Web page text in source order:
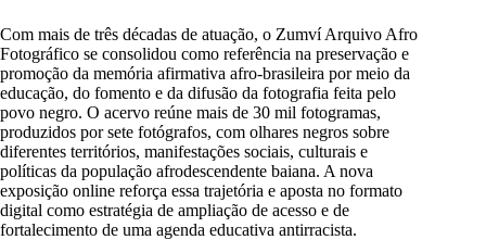
Com mais de três décadas de atuação, o Zumví Arquivo Afro
Fotográfico se consolidou como referência na preservação e
promoção da memória afirmativa afro-brasileira por meio da
educação, do fomento e da difusão da fotografia feita pelo
povo negro. O acervo reúne mais de 30 mil fotogramas,
produzidos por sete fotógrafos, com olhares negros sobre
diferentes territórios, manifestações sociais, culturais e
políticas da população afrodescendente baiana. A nova
exposição online reforça essa trajetória e aposta no formato
digital como estratégia de ampliação de acesso e de
fortalecimento de uma agenda educativa antirracista.